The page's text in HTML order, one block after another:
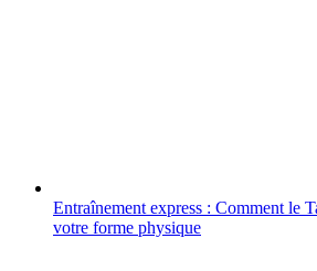
Entraînement express : Comment le
votre forme physique